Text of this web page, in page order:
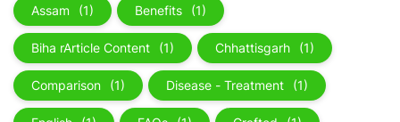
Assam (1) Benefits (1)
Biha rArticle Content (1) Chhattisgarh (1)
Comparison (1) Disease - Treatment (1)